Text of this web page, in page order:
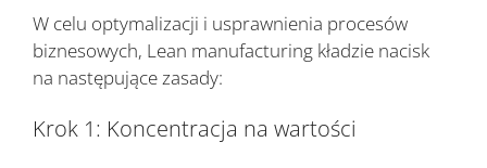
W celu optymalizacji i usprawnienia procesów
biznesowych, Lean manufacturing kładzie nacisk
na następujące zasady:
Krok 1: Koncentracja na wartości